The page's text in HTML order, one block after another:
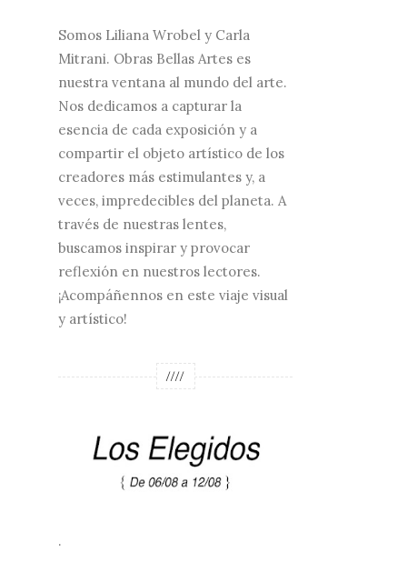
Somos Liliana Wrobel y Carla
Mitrani. Obras Bellas Artes es
nuestra ventana al mundo del arte.
Nos dedicamos a capturar la
esencia de cada exposición y a
compartir el objeto artístico de los
creadores más estimulantes y, a
veces, impredecibles del planeta. A
través de nuestras lentes,
buscamos inspirar y provocar
reflexión en nuestros lectores.
¡Acompáñennos en este viaje visual
y artístico!
////
.